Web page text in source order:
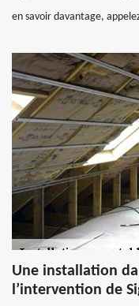
en savoir davantage,
Une installation
l’intervention de